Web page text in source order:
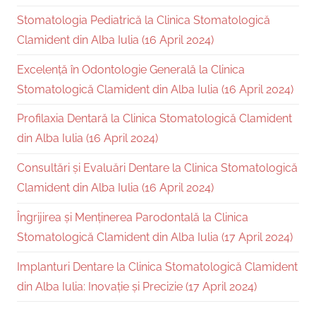
Stomatologia Pediatrică la Clinica Stomatologică
Clamident din Alba Iulia (16 April 2024)
Excelență în Odontologie Generală la Clinica
Stomatologică Clamident din Alba Iulia (16 April 2024)
Profilaxia Dentară la Clinica Stomatologică Clamident
din Alba Iulia (16 April 2024)
Consultări și Evaluări Dentare la Clinica Stomatologică
Clamident din Alba Iulia (16 April 2024)
Îngrijirea și Menținerea Parodontală la Clinica
Stomatologică Clamident din Alba Iulia (17 April 2024)
Implanturi Dentare la Clinica Stomatologică Clamident
din Alba Iulia: Inovație și Precizie (17 April 2024)